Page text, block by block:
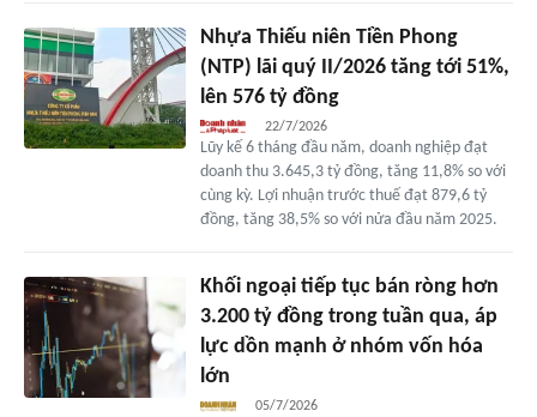
Nhựa Thiếu niên Tiền Phong
(NTP) lãi quý II/2026 tăng tới 51%,
lên 576 tỷ đồng
22/7/2026
Lũy kế 6 tháng đầu năm, doanh nghiệp đạt
doanh thu 3.645,3 tỷ đồng, tăng 11,8% so với
cùng kỳ. Lợi nhuận trước thuế đạt 879,6 tỷ
đồng, tăng 38,5% so với nửa đầu năm 2025.
Khối ngoại tiếp tục bán ròng hơn
3.200 tỷ đồng trong tuần qua, áp
lực dồn mạnh ở nhóm vốn hóa
lớn
05/7/2026